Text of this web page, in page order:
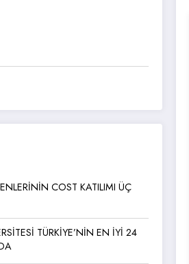
COST KATILIMI ÜÇ
TÜRKİYE’NİN EN İYİ 24